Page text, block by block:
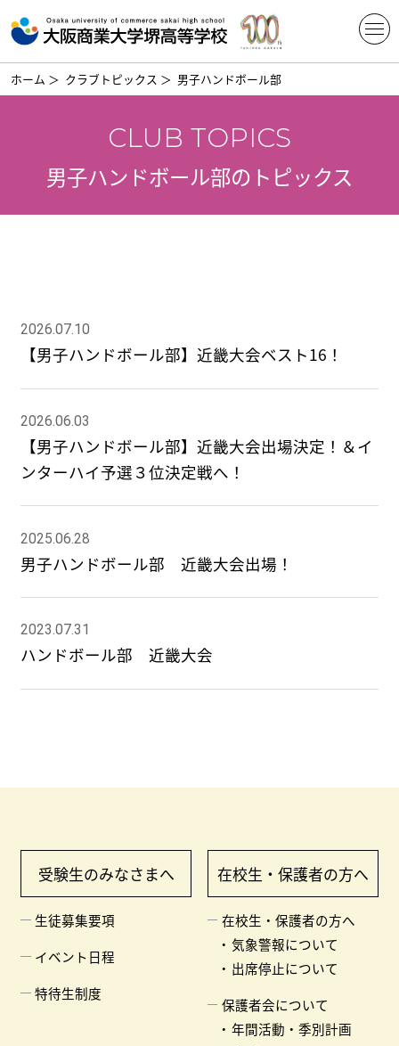
ホーム ＞ クラブトピックス ＞ 男子ハンドボール部
CLUB TOPICS
男子ハンドボール部のトピックス
2026.07.10
【男子ハンドボール部】近畿大会ベスト16！
2026.06.03
【男子ハンドボール部】近畿大会出場決定！＆イ
ンターハイ予選３位決定戦へ！
2025.06.28
男子ハンドボール部 近畿大会出場！
2023.07.31
ハンドボール部 近畿大会
受験生のみなさまへ
生徒募集要項
イベント日程
特待生制度
在校生・保護者の方へ
在校生・保護者の方へ
気象警報について
出席停止について
保護者会について
年間活動・季別計画